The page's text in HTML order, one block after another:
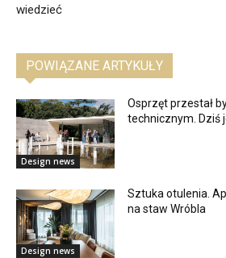
wiedzieć
POWIĄZANE ARTYKUŁY
Design news
Osprzęt przestał
technicznym. Dziś
Design news
Sztuka otulenia.
na staw Wróbla